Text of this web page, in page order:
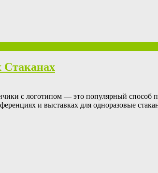
Стаканах
с логотипом — это популярный способ
и выставках для одноразовые